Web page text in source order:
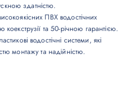
здатністю.
ПВХ водостічних
коекструзії та 50-річною гарантією.
водостічні системи, які
монтажу та надійністю.